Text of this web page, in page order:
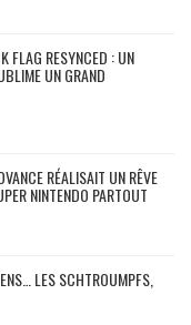
FLAG RESYNCED : UN
UN GRAND
RÉALISAIT UN RÊVE
NINTENDO PARTOUT
LES SCHTROUMPFS,